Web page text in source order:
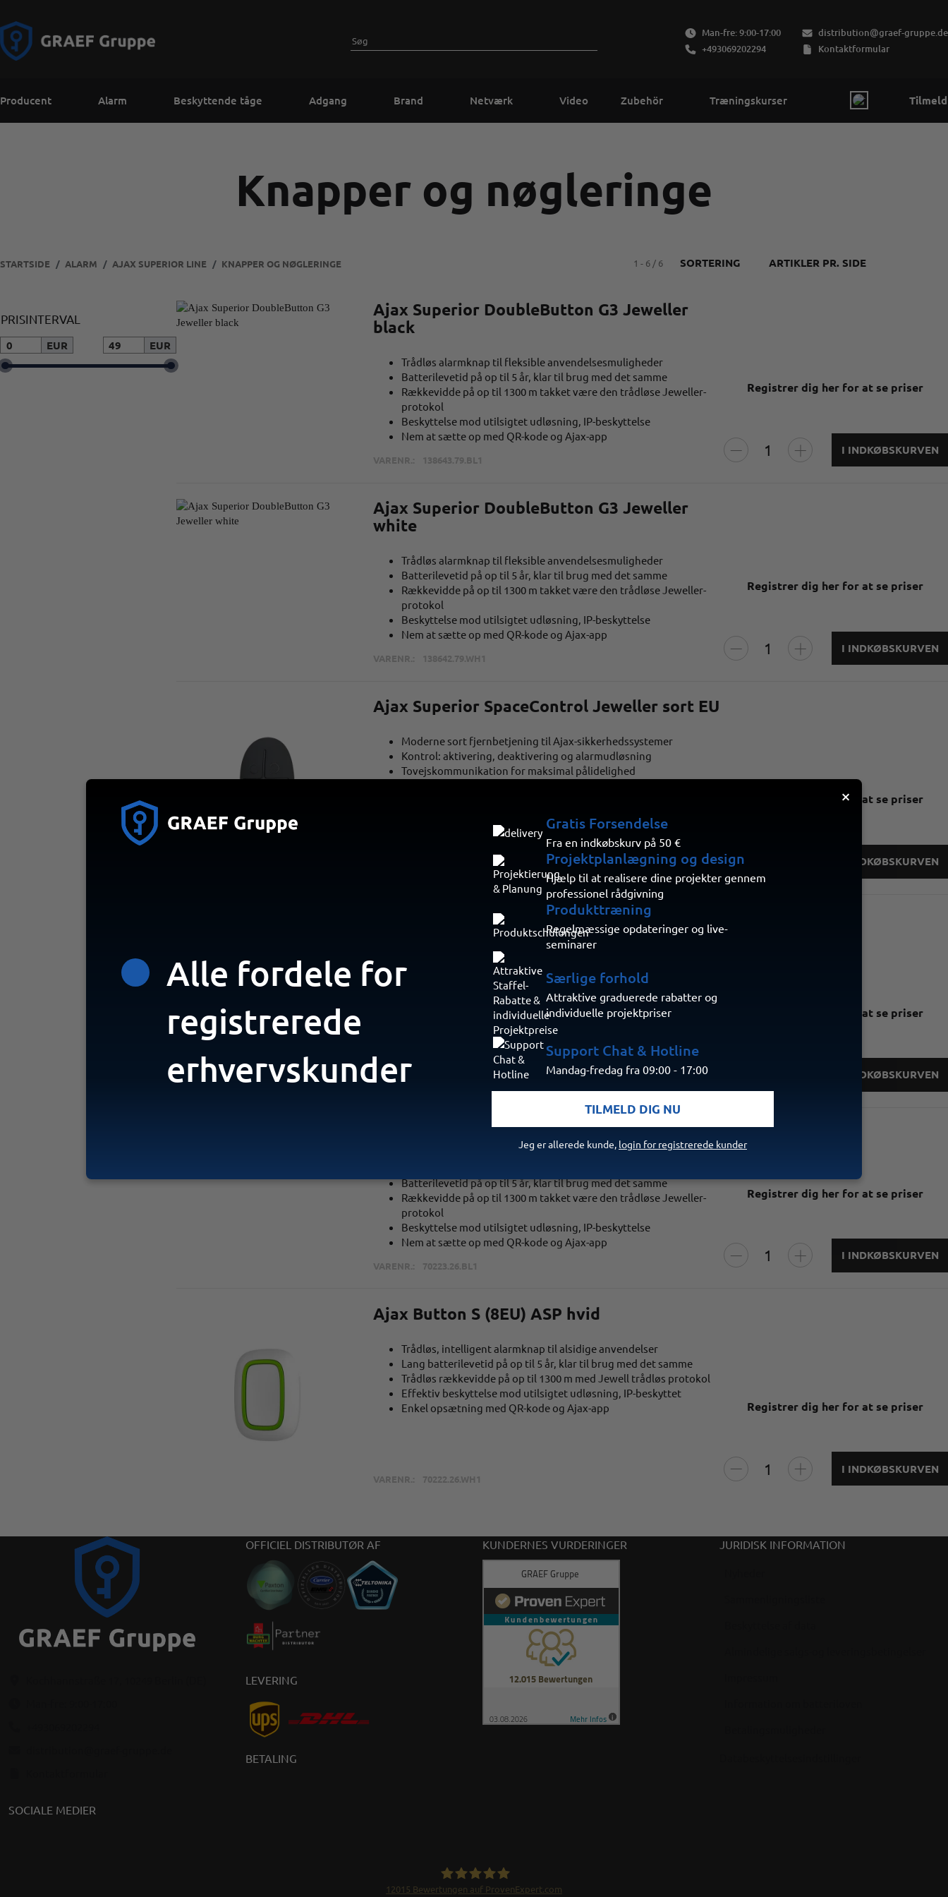
Man-fre: 9:00-17:00
+493069202294
distribution@graef-gruppe.de
Kontaktformular
Producent Alarm Beskyttende tåge Adgang Brand Netværk Video Zubehör Træningskurser Tilmeld
Knapper og nøgleringe
STARTSIDE ALARM AJAX SUPERIOR LINE KNAPPER OG NØGLERINGE 1 - 6 / 6 SORTERING ARTIKLER PR. SIDE
Ajax Superior DoubleButton G3 Jeweller
black
Trådløs alarmknap til fleksible anvendelsesmuligheder
Batterilevetid på op til 5 år, klar til brug med det samme
Rækkevidde på op til 1300 m takket være den trådløse Jeweller-
protokol
Beskyttelse mod utilsigtet udløsning, IP-beskyttelse
Nem at sætte op med QR-kode og Ajax-app
VARENR.: 138643.79.BL1
Registrer dig her for at se priser
I INDKØBSKURVEN
Ajax Superior DoubleButton G3 Jeweller
white
Trådløs alarmknap til fleksible anvendelsesmuligheder
Batterilevetid på op til 5 år, klar til brug med det samme
Rækkevidde på op til 1300 m takket være den trådløse Jeweller-
protokol
Beskyttelse mod utilsigtet udløsning, IP-beskyttelse
Nem at sætte op med QR-kode og Ajax-app
VARENR.: 138642.79.WH1
Registrer dig her for at se priser
I INDKØBSKURVEN
Ajax Superior SpaceControl Jeweller sort EU
Moderne sort fjernbetjening til Ajax-sikkerhedssystemer
Kontrol: aktivering, deaktivering og alarmudløsning
Tovejskommunikation for maksimal pålidelighed
Registrer dig her for at se priser
I INDKØBSKURVEN
Ajax Superior SpaceControl Juveler hvid EU
Radiofjernbetjening til styring af sikkerhedstilstandene
Panikknap til at udløse alarmen i en nødsituation
Rækkevidde på op til 1.300 m i åbent terræn
Beskyttelse mod fugt takket være silikonebelægning over LED-
Batterilevetid på op til 5 år
VARENR.:
Registrer dig her for at se priser
I INDKØBSKURVEN
Superior Button Jeweller sort EU
Batterilevetid på op til 5 år, klar til brug med det samme
Rækkevidde på op til 1300 m takket være den trådløse Jeweller-
protokol
Beskyttelse mod utilsigtet udløsning, IP-beskyttelse
Nem at sætte op med QR-kode og Ajax-app
VARENR.: 70223.26.BL1
Registrer dig her for at se priser
I INDKØBSKURVEN
Ajax Button S (8EU) ASP hvid
Trådløs, intelligent alarmknap til alsidige anvendelser
Lang batterilevetid på op til 5 år, klar til brug med det samme
Trådløs rækkevidde på op til 1300 m med Jewell trådløs protokol
Effektiv beskyttelse mod utilsigtet udløsning, IP-beskyttet
Enkel opsætning med QR-kode og Ajax-app
VARENR.: 70222.26.WH1
Registrer dig her for at se priser
I INDKØBSKURVEN
PRISINTERVAL
EUR EUR
SOCIALE MEDIER
OFFICIEL DISTRIBUTØR AF
LEVERING
BETALING
KUNDERNES VURDERINGER JURIDISK INFORMATION
12015 Bewertungen auf ProvenExpert.com
×
Alle fordele for
registrerede
erhvervskunder
Gratis Forsendelse
Fra en indkøbskurv på 50 €
Projektplanlægning og design
Hjælp til at realisere dine projekter gennem
professionel rådgivning
Produkttræning
Regelmæssige opdateringer og live-
seminarer
Særlige forhold
Attraktive graduerede rabatter og
individuelle projektpriser
Support Chat & Hotline
Mandag-fredag fra 09:00 - 17:00
TILMELD DIG NU
Jeg er allerede kunde, login for registrerede kunder